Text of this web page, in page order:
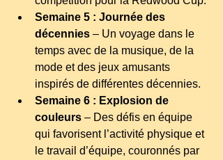
Semaine 5 : Journée des
décennies – Un voyage dans le
temps avec de la musique, de la
mode et des jeux amusants
inspirés de différentes décennies.
Semaine 6 : Explosion de
couleurs – Des défis en équipe
qui favorisent l’activité physique et
le travail d’équipe, couronnés par